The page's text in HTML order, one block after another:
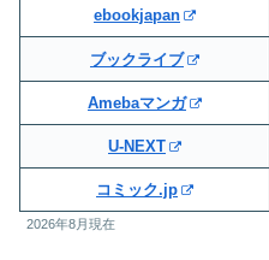
ebookjapan
ブックライブ
Amebaマンガ
U-NEXT
コミック.jp
2026年8月現在